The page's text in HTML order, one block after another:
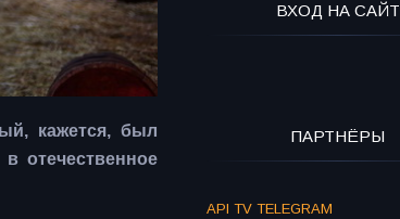
кажется, был
отечественное
ВХОД НА САЙТ
ПАРТНЁРЫ
API TV TELEGRAM